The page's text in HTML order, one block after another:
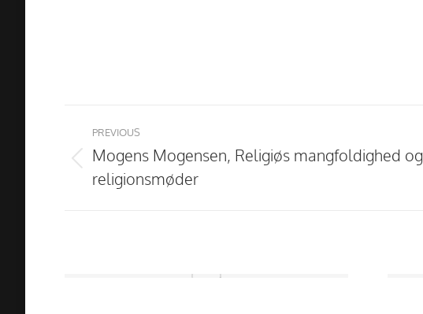
navigation
PREVIOUS
Previous
project:
Mogens Mogensen, Religiøs mangfoldighed og
religionsmøder